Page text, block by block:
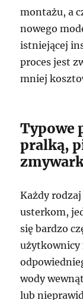
montażu, a
nowego
istniejącej
proces jest
mniej
Typowe
pralką,
Każdy
usterkom,
się bardzo
użytkownicy
wody
lub